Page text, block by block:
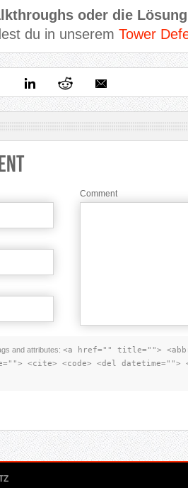
oder die
du in unserem Tower
Comment
and attributes: <a href="" title="">
<cite> <code> <del